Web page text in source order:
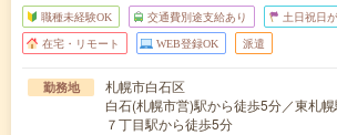
職種未経験OK 交通費別途支給あり 土日祝日
在宅・リモート WEB登録OK 派遣
勤務地
札幌市白石区
白石(札幌市営)駅から徒歩5分／東札
７丁目駅から徒歩5分